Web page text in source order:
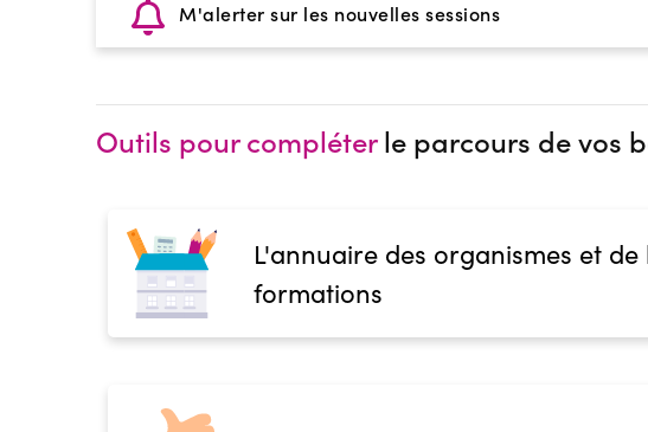
M'alerter sur les nouvelles sessions
Outils pour compléterle parcours de vos
L'annuaire des organismes et de
formations